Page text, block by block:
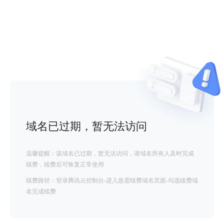
域名已过期，暂无法访问
温馨提醒：该域名已过期，暂无法访问，请域名所有人及时完成
续费，续费后可恢复正常使用
续费路径：登录腾讯云控制台-进入急需续费域名页面-勾选续费域
名完成续费